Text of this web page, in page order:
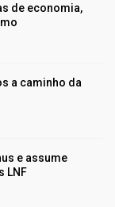
de economia,
a caminho da
e assume
LNF